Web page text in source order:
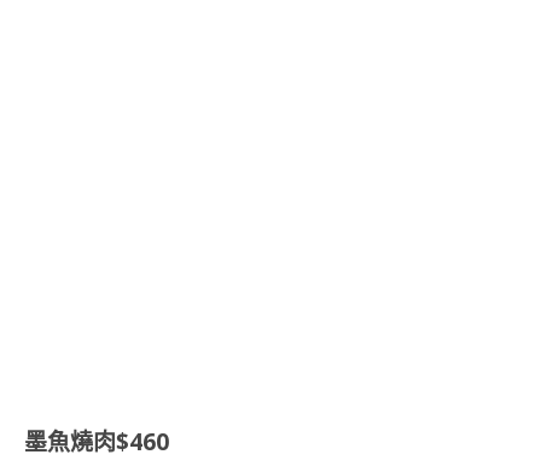
墨魚燒肉$460